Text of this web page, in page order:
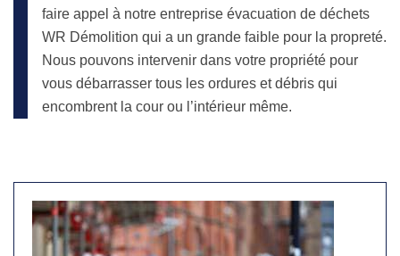
faire appel à notre entreprise évacuation de déchets
WR Démolition qui a un grande faible pour la propreté.
Nous pouvons intervenir dans votre propriété pour
vous débarrasser tous les ordures et débris qui
encombrent la cour ou l’intérieur même.